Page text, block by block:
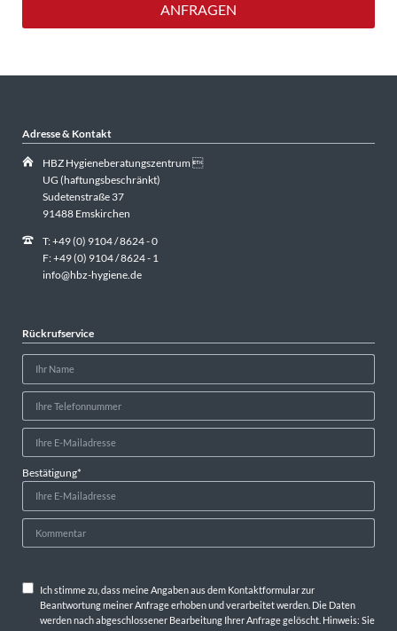
ANFRAGEN
Adresse & Kontakt
HBZ Hygieneberatungszentrum 
UG (haftungsbeschränkt)
Sudetenstraße 37
91488 Emskirchen
T: +49 (0) 9104 / 8624 - 0
F: +49 (0) 9104 / 8624 - 1
info@hbz-hygiene.de
Rückrufservice
Pflichtfeld
Bestätigung*
Ich stimme zu, dass meine Angaben aus dem Kontaktformular zur
Beantwortung meiner Anfrage erhoben und verarbeitet werden. Die Daten
werden nach abgeschlossener Bearbeitung Ihrer Anfrage gelöscht. Hinweis: Sie